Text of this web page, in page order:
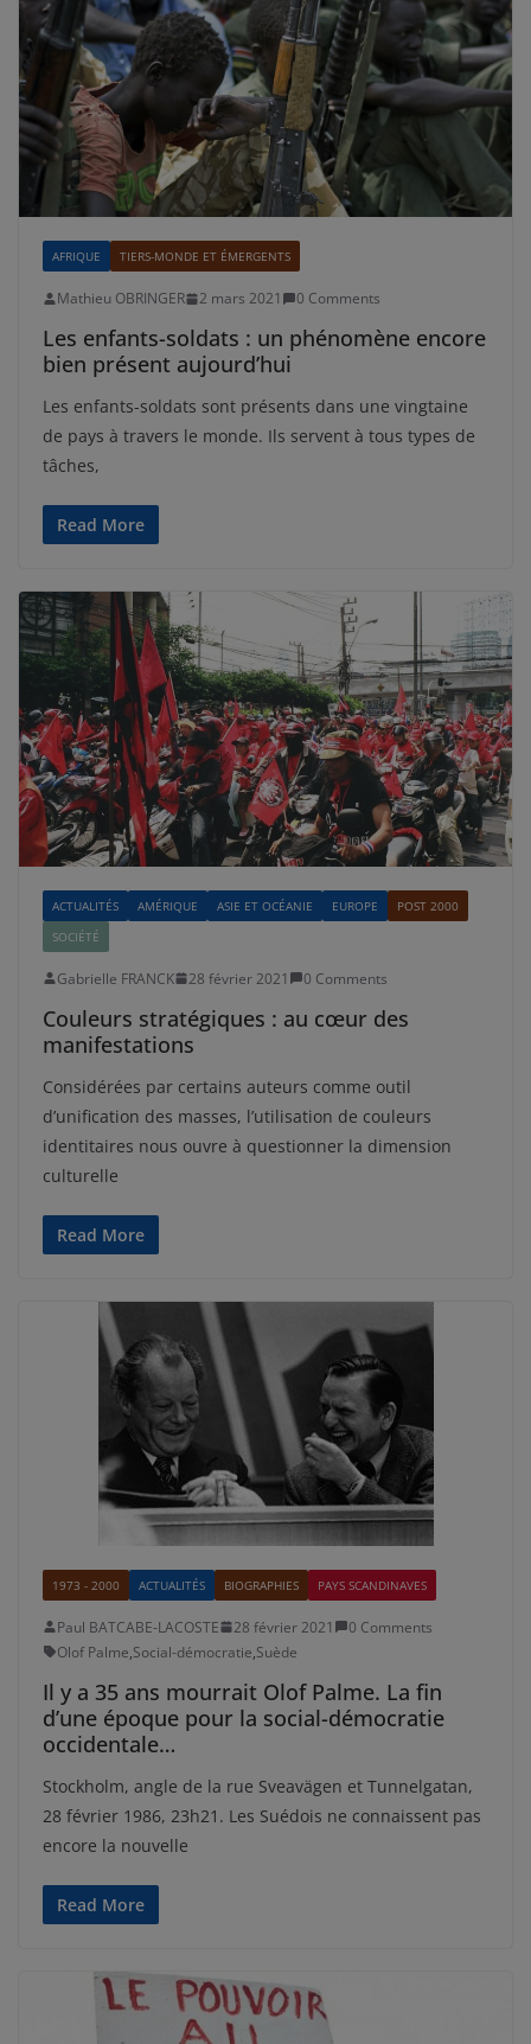
AFRIQUE TIERS-MONDE ET ÉMERGENTS
Mathieu OBRINGER 2 mars 2021 0 Comments
Les enfants-soldats : un phénomène encore
bien présent aujourd’hui
Les enfants-soldats sont présents dans une vingtaine
de pays à travers le monde. Ils servent à tous types de
tâches,
Read More
ACTUALITÉS AMÉRIQUE ASIE ET OCÉANIE EUROPE
POST 2000
SOCIÉTÉ
Gabrielle FRANCK 28 février 2021 0 Comments
Couleurs stratégiques : au cœur des
manifestations
Considérées par certains auteurs comme outil
d’unification des masses, l’utilisation de couleurs
identitaires nous ouvre à questionner la dimension
culturelle
Read More
1973 - 2000 ACTUALITÉS BIOGRAPHIES PAYS SCANDINAVES
Paul BATCABE-LACOSTE 28 février 2021
0 Comments
Olof Palme,Social-démocratie,Suède
Il y a 35 ans mourrait Olof Palme. La fin
d’une époque pour la social-démocratie
occidentale…
Stockholm, angle de la rue Sveavägen et Tunnelgatan,
28 février 1986, 23h21. Les Suédois ne connaissent pas
encore la nouvelle
Read More